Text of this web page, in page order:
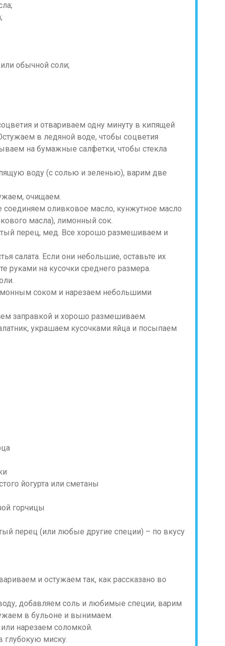
обычной соли;
и отвариваем одну минуту в кипящей
в ледяной воде, чтобы соцветия
на бумажные салфетки, чтобы стекла
воду (с солью и зеленью), варим две
очищаем.
соединяем оливковое масло, кунжутное масло
масла), лимонный сок.
перец, мед. Все хорошо размешиваем и
салата. Если они небольшие, оставьте их
руками на кусочки среднего размера.
соком и нарезаем небольшими
заправкой и хорошо размешиваем.
украшаем кусочками яйца и посыпаем
йогурта или сметаны
горчицы
перец (или любые другие специи) – по вкусу
и остужаем так, как рассказано во
добавляем соль и любимые специи, варим
в бульоне и вынимаем.
нарезаем соломкой.
глубокую миску.